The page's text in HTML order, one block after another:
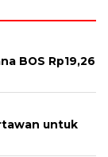
BOS Rp19,26
untuk